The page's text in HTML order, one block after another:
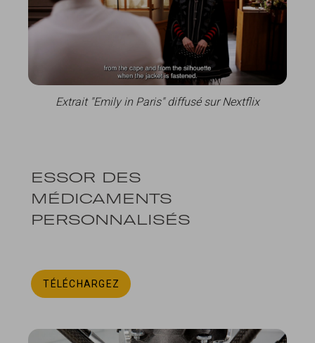
Extrait "Emily in Paris" diffusé sur Nextflix
ESSOR DES
MÉDICAMENTS
PERSONNALISÉS
TÉLÉCHARGEZ